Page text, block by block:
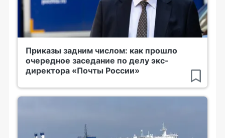
Приказы задним числом: как прошло
очередное заседание по делу экс-
директора «Почты России»